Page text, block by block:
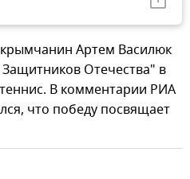
Артем Василюк
Отечества" в
В комментарии РИА
что победу посвящает